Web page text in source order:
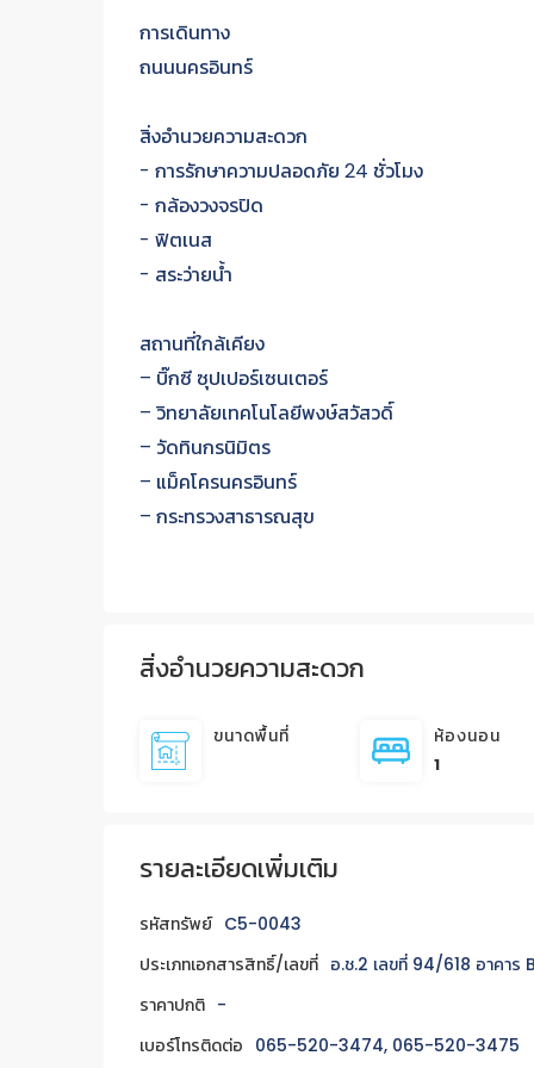
การเดินทาง
ถนนนครอินทร์
สิ่งอำนวยความสะดวก
- การรักษาความปลอดภัย 24 ชั่วโมง
- กล้องวงจรปิด
- ฟิตเนส
- สระว่ายน้ำ
สถานที่ใกล้เคียง
– บิ๊กซี ซุปเปอร์เซนเตอร์
– วิทยาลัยเทคโนโลยีพงษ์สวัสวดิ์
– วัดทินกรนิมิตร
– แม็คโครนครอินทร์
– กระทรวงสาธารณสุข
สิ่งอำนวยความสะดวก
ขนาดพื้นที่ ห้องนอน
1
รายละเอียดเพิ่มเติม
รหัสทรัพย์ C5-0043
ประเภทเอกสารสิทธิ์/เลขที่ อ.ช.2 เลขที่ 94/618 อาคาร
ราคาปกติ -
เบอร์โทรติดต่อ 065-520-3474, 065-520-3475